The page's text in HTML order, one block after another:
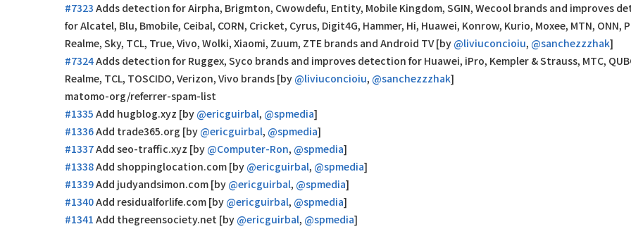
#7323 Adds detection for Airpha, Brigmton, Cwowdefu, Entity, Mobile Kingdom, SGIN, Wecool brands and improves
for Alcatel, Blu, Bmobile, Ceibal, CORN, Cricket, Cyrus, Digit4G, Hammer, Hi, Huawei, Konrow, Kurio, Moxee, MTN, ONN,
Realme, Sky, TCL, True, Vivo, Wolki, Xiaomi, Zuum, ZTE brands and Android TV [by @liviuconcioiu, @sanchezzzhak]
#7324Adds detection for Ruggex, Syco brands and improves detection for Huawei, iPro, Kempler & Strauss, MTC,
Realme, TCL, TOSCIDO, Verizon, Vivo brands [by @liviuconcioiu, @sanchezzzhak]
matomo-org/referrer-spam-list
#1335 Add hugblog.xyz [by @ericguirbal, @spmedia]
#1336Add trade365.org [by @ericguirbal, @spmedia]
#1337Add seo-traffic.xyz [by @Computer-Ron, @spmedia]
#1338Add shoppinglocation.com [by @ericguirbal, @spmedia]
#1339Add judyandsimon.com [by @ericguirbal, @spmedia]
#1340Add residualforlife.com [by @ericguirbal, @spmedia]
#1341 Add thegreensociety.net [by @ericguirbal, @spmedia]